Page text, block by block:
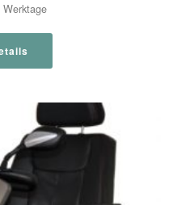
Werktage